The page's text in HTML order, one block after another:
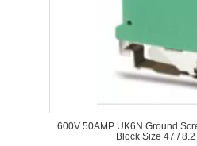
600V 50AMP UK6N Ground
Block Size 47 /